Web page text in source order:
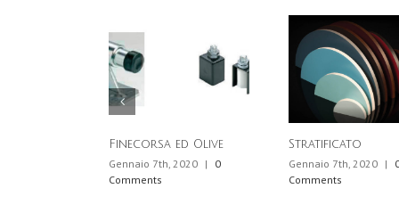
Finecorsa ed Olive
Gennaio 7th, 2020 |
0
Comments
Stratificato
Gennaio 7th, 2020 |
Comments